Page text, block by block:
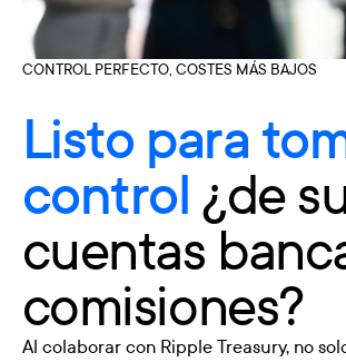
CONTROL PERFECTO, COSTES MÁS BAJOS
Listo para
control ¿de
cuentas
comisiones?
Al colaborar con Ripple Treasury, no